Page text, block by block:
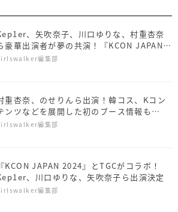
、矢吹奈子、川口ゆりな、村重杏奈
豪華出演者が夢の共演！『KCON JAPAN
』
編集部
重杏奈、のせりんら出演！韓コス、Kコン
ンツなどを展開した初のブース情報も
KCON JAPAN 2024×TGC』
編集部
『KCON JAPAN 2024』とTGCがコラボ！
、川口ゆりな、矢吹奈子ら出演決定
編集部